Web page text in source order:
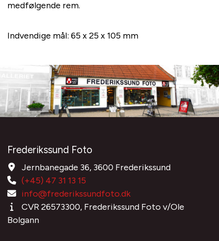
medfølgende rem.
Indvendige mål: 65 x 25 x 105 mm
Frederikssund Foto
Jernbanegade 36, 3600 Frederikssund
(+45) 47 31 13 15
info@frederikssundfoto.dk
CVR 26573300, Frederikssund Foto v/Ole
Bolgann